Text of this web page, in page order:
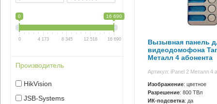
0 16 690
0 4 173 8 345 12 518 16 690
Производитель
HikVision
JSB-Systems
Вызывная панель
видеодомофона
Металл 4 абонента
Артикул: iPanel 2 Металл 4
Изображение: цветное
Разрешение: 800 ТВл
ИК-подсветка: да